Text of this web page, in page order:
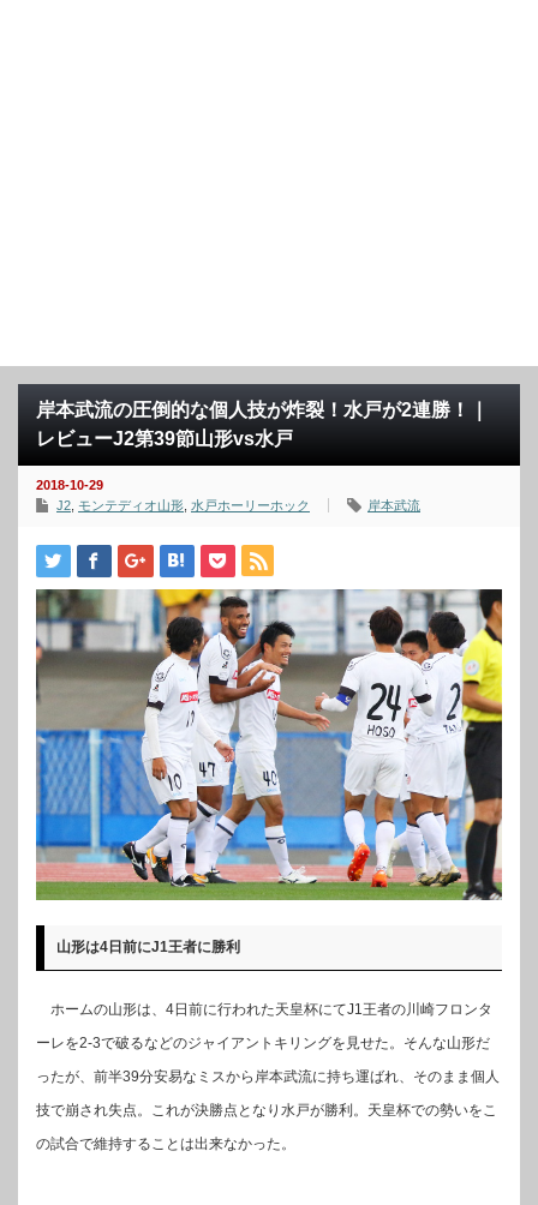
岸本武流の圧倒的な個人技が炸裂！水戸が2連勝！｜
レビューJ2第39節山形vs水戸
2018-10-29
J2 モンテディオ山形 水戸ホーリーホック 岸本武流
山形は4日前にJ1王者に勝利
ホームの山形は、4日前に行われた天皇杯にてJ1王者の川崎フロンタ
ーレを2-3で破るなどのジャイアントキリングを見せた。そんな山形だ
ったが、前半39分安易なミスから岸本武流に持ち運ばれ、そのまま個人
技で崩され失点。これが決勝点となり水戸が勝利。天皇杯での勢いをこ
の試合で維持することは出来なかった。